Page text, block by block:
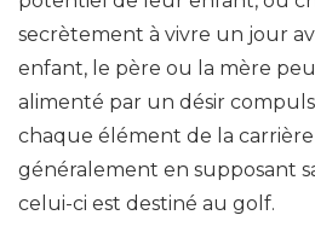
secrètement à vivre un jour
enfant, le père ou la mère
alimenté par un désir
chaque élément de la
généralement en supposant
celui-ci est destiné au golf.